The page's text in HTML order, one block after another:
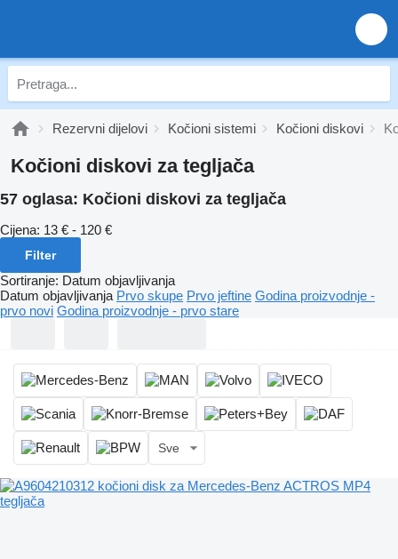
Rezervni dijelovi Kočioni sistemi Kočioni diskovi
Kočioni diskovi za tegljača
57 oglasa: Kočioni diskovi za tegljača
Cijena: 13 € - 120 €
Filter
Sortiranje: Datum objavljivanja
Datum objavljivanja Prvo skupe Prvo jeftine Godina proizvodnje -
prvo novi Godina proizvodnje - prvo stare
Sve